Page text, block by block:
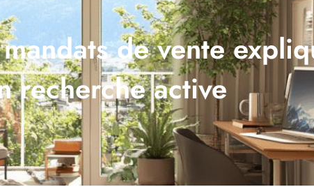
de vente
recherche active